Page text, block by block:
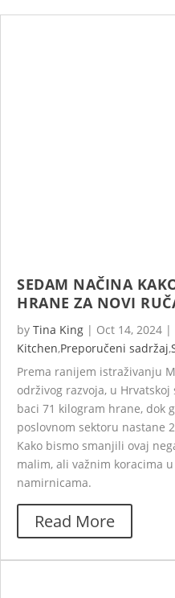
SEDAM NAČINA
HRANE ZA NOVI
by Tina King | Oct 14, 2024 |
Kitchen,Preporučeni sadržaj,
Prema ranijem istraživanju
održivog razvoja, u
baci 71 kilogram hrane, dok
poslovnom sektoru nastane
Kako bismo smanjili ovaj
malim, ali važnim koracima
namirnicama.
Read More